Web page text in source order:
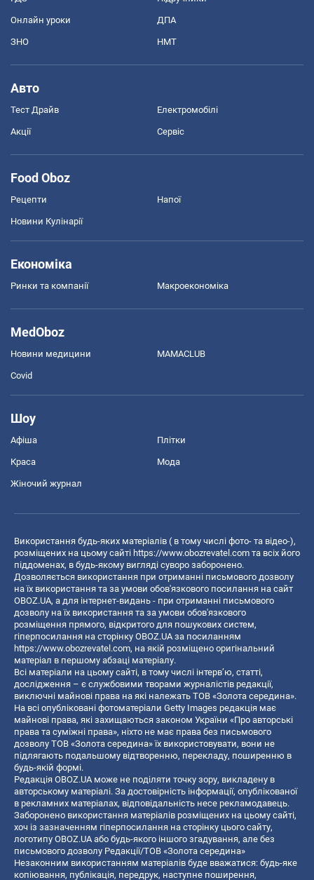
Онлайн уроки ДПА
ЗНО НМТ
Авто
Тест Драйв Електромобілі
Акції Сервіс
Food Oboz
Рецепти Напої
Новини Кулінарії
Економіка
Ринки та компанії Макроекономіка
MedOboz
Новини медицини MAMACLUB
Covid
Шоу
Афіша Плітки
Краса Мода
Жіночий журнал
Використання будь-яких матеріалів ( в тому числі фото- та відео-),
розміщених на цьому сайті https://www.obozrevatel.com та всіх його
піддоменах, в будь-якому вигляді суворо заборонено.
Дозволяється використання при отриманні письмового дозволу
на їх використання та за умови обов'язкового посилання на сайт
OBOZ.UA, а для інтернет-видань - при отриманні письмового
дозволу на їх використання та за умови обов'язкового
розміщення прямого, відкритого для пошукових систем,
гіперпосилання на сторінку OBOZ.UA за посиланням
https://www.obozrevatel.com, на якій розміщено оригінальний
матеріал в першому абзаці матеріалу.
Всі матеріали на цьому сайті, в тому числі інтерв’ю, статті,
дослідження – є службовими творами журналістів редакції,
виключні майнові права на які належать ТОВ «Золота середина».
На всі опубліковані фотоматеріали Getty Images редакція має
майнові права, які захищаються законом України «Про авторські
права та суміжні права», ніхто не має права без письмового
дозволу ТОВ «Золота середина» їх використовувати, вони не
підлягають подальшому відтворенню, перекладу, поширенню в
будь-якій формі.
Редакція OBOZ.UA може не поділяти точку зору, викладену в
авторському матеріалі. За достовірність інформації, опублікованої
в рекламних матеріалах, відповідальність несе рекламодавець.
Заборонено використання матеріалів розміщених на цьому сайті,
хоч із зазначенням гіперпосилання на сторінку цього сайту,
логотипу OBOZ.UA або будь-якого іншого згадування, але без
письмового дозволу Редакції/ТОВ «Золота середина»
Незаконним використанням матеріалів буде вважатися: будь-яке
копiювання, публiкацiя, передрук, наступне поширення,